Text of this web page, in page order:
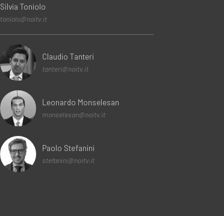
Silvia Toniolo
toniolo@noitv.it
Claudio Tanteri
tanteri@noitv.it
Leonardo Monselesan
monselesan@noitv.it
Paolo Stefanini
stefanini@noitv.it